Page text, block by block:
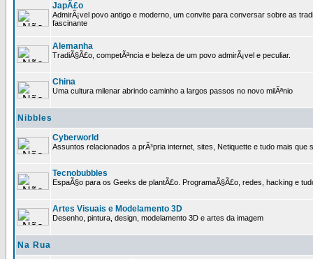
JapÃ£o
AdmirÃ¡vel povo antigo e moderno, um convite para conversar sobre as
fascinante
Alemanha
TradiÃ§Ã£o, competÃªncia e beleza de um povo admirÃ¡vel e peculiar.
China
Uma cultura milenar abrindo caminho a largos passos no novo milÃªnio
Nibbles
Cyberworld
Assuntos relacionados a prÃ³pria internet, sites, Netiquette e tudo mais que
Tecnobubbles
EspaÃ§o para os Geeks de plantÃ£o. ProgramaÃ§Ã£o, redes, hacking e
Artes Visuais e Modelamento 3D
Desenho, pintura, design, modelamento 3D e artes da imagem
Na Rua